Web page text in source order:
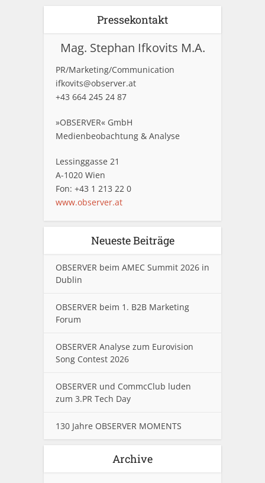
Pressekontakt
Mag. Stephan Ifkovits M.A.
PR/Marketing/Communication
ifkovits@observer.at
+43 664 245 24 87
»OBSERVER« GmbH
Medienbeobachtung & Analyse
Lessinggasse 21
A-1020 Wien
Fon: +43 1 213 22 0
www.observer.at
Neueste Beiträge
OBSERVER beim AMEC Summit 2026 in
Dublin
OBSERVER beim 1. B2B Marketing
Forum
OBSERVER Analyse zum Eurovision
Song Contest 2026
OBSERVER und CommcClub luden
zum 3.PR Tech Day
130 Jahre OBSERVER MOMENTS
Archive